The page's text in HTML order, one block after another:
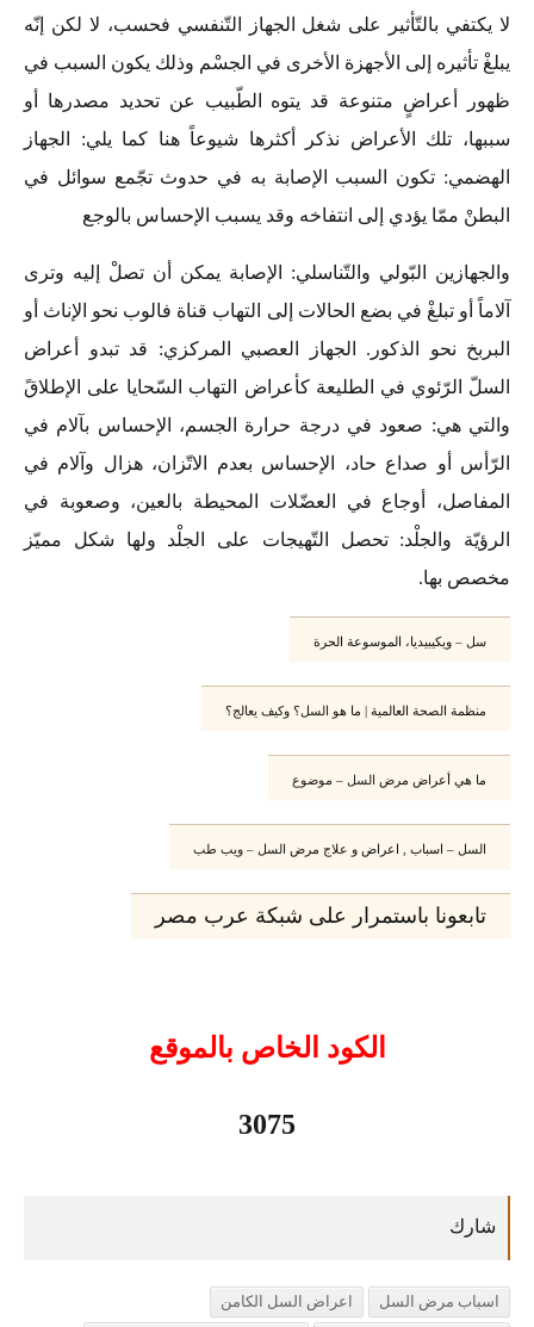
لا يكتفي بالتّأثير على شغل الجهاز التّنفسي فحسب، لا لكن إنّه
يبلغْ تأثيره إلى الأجهزة الأخرى في الجسْم وذلك يكون السبب في
ظهور أعراضٍ متنوعة قد يتوه الطّبيب عن تحديد مصدرها أو
سببها، تلك الأعراض نذكر أكثرها شيوعاً هنا كما يلي: الجهاز
الهضمي: تكون السبب الإصابة به في حدوث تجّمع سوائل في
البطنْ ممّا يؤدي إلى انتفاخه وقد يسبب الإحساس بالوجع
والجهازين البّولي والتّناسلي: الإصابة يمكن أن تصلْ إليه وترى
آلاماً أو تبلغْ في بضع الحالات إلى التهاب قناة فالوب نحو الإناث أو
البربخ نحو الذكور. الجهاز العصبي المركزي: قد تبدو أعراض
السلّ الرّئوي في الطليعة كأعراض التهاب السّحايا على الإطلاقً
والتي هي: صعود في درجة حرارة الجسم، الإحساس بآلام في
الرّأس أو صداع حاد، الإحساس بعدم الاتّزان، هزال وآلام في
المفاصل، أوجاع في العضّلات المحيطة بالعين، وصعوبة في
الرؤيّة والجلْد: تحصل التّهيجات على الجلْد ولها شكل مميّز
مخصص بها.
سل – ويكيبيديا، الموسوعة الحرة
منظمة الصحة العالمية | ما هو السل؟ وكيف يعالج؟
ما هي أعراض مرض السل – موضوع
السل – اسباب , اعراض و علاج مرض السل – ويب طب
تابعونا باستمرار على شبكة عرب مصر
الكود الخاص بالموقع
3075
اسباب مرض السل
اعراض السل الكامن